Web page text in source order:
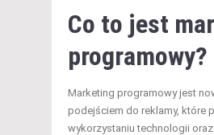
Co to jest
programowy?
Marketing programowy jest
podejściem do reklamy, które
wykorzystaniu technologii